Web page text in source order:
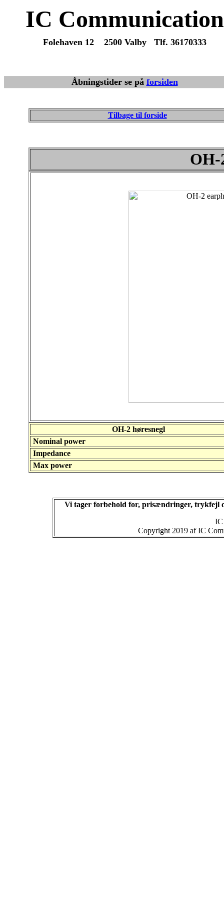
IC Communication
Folehaven 12 2500 Valby Tlf. 36170333
Åbningstider se på forsiden
Tilbage til forside
OH-
OH-2 høresnegl
Nominal power
Impedance
Max power
Vi tager forbehold for, prisændringer, trykfejl
IC
Copyright 2019 af IC